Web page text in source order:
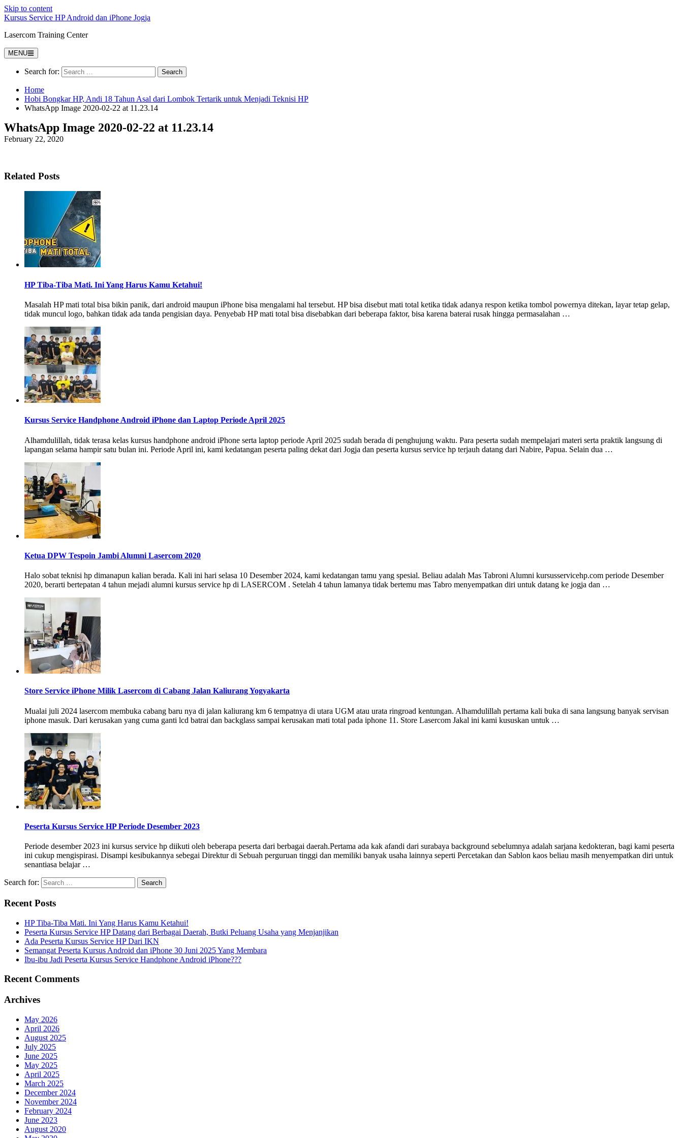
Skip to content
Kursus Service HP Android dan iPhone Jogja
Lasercom Training Center
MENU
Search for:
Home
Hobi Bongkar HP, Andi 18 Tahun Asal dari Lombok Tertarik untuk Menjadi Teknisi HP
WhatsApp Image 2020-02-22 at 11.23.14
WhatsApp Image 2020-02-22 at 11.23.14
February 22, 2020
Related Posts
HP Tiba-Tiba Mati. Ini Yang Harus Kamu Ketahui!
Masalah HP mati total bisa bikin panik, dari android maupun iPhone bisa mengalami hal tersebut. HP bisa disebut mati total ketika tidak adanya respon ketika tombol powernya ditekan, layar tetap gelap,
tidak muncul logo, bahkan tidak ada tanda pengisian daya. Penyebab HP mati total bisa disebabkan dari beberapa faktor, bisa karena baterai rusak hingga permasalahan …
Kursus Service Handphone Android iPhone dan Laptop Periode April 2025
Alhamdulillah, tidak terasa kelas kursus handphone android iPhone serta laptop periode April 2025 sudah berada di penghujung waktu. Para peserta sudah mempelajari materi serta praktik langsung di
lapangan selama hampir satu bulan ini. Periode April ini, kami kedatangan peserta paling dekat dari Jogja dan peserta kursus service hp terjauh datang dari Nabire, Papua. Selain dua …
Ketua DPW Tespoin Jambi Alumni Lasercom 2020
Halo sobat teknisi hp dimanapun kalian berada. Kali ini hari selasa 10 Desember 2024, kami kedatangan tamu yang spesial. Beliau adalah Mas Tabroni Alumni kursusservicehp.com periode Desember
2020, berarti bertepatan 4 tahun mejadi alumni kursus service hp di LASERCOM . Setelah 4 tahun lamanya tidak bertemu mas Tabro menyempatkan diri untuk datang ke jogja dan …
Store Service iPhone Milik Lasercom di Cabang Jalan Kaliurang Yogyakarta
Mualai juli 2024 lasercom membuka cabang baru nya di jalan kaliurang km 6 tempatnya di utara UGM atau urata ringroad kentungan. Alhamdulillah pertama kali buka di sana langsung banyak servisan
iphone masuk. Dari kerusakan yang cuma ganti lcd batrai dan backglass sampai kerusakan mati total pada iphone 11. Store Lasercom Jakal ini kami kususkan untuk …
Peserta Kursus Service HP Periode Desember 2023
Periode desember 2023 ini kursus service hp diikuti oleh beberapa peserta dari berbagai daerah.Pertama ada kak afandi dari surabaya background sebelumnya adalah sarjana kedokteran, bagi kami peserta
ini cukup mengispirasi. Disampi kesibukannya sebegai Direktur di Sebuah perguruan tinggi dan memiliki banyak usaha lainnya seperti Percetakan dan Sablon kaos beliau masih menyempatkan diri untuk
senantiasa belajar …
Search for:
Recent Posts
HP Tiba-Tiba Mati. Ini Yang Harus Kamu Ketahui!
Peserta Kursus Service HP Datang dari Berbagai Daerah, Butki Peluang Usaha yang Menjanjikan
Ada Peserta Kursus Service HP Dari IKN
Semangat Peserta Kursus Android dan iPhone 30 Juni 2025 Yang Membara
Ibu-ibu Jadi Peserta Kursus Service Handphone Android iPhone???
Recent Comments
Archives
May 2026
April 2026
August 2025
July 2025
June 2025
May 2025
April 2025
March 2025
December 2024
November 2024
February 2024
June 2023
August 2020